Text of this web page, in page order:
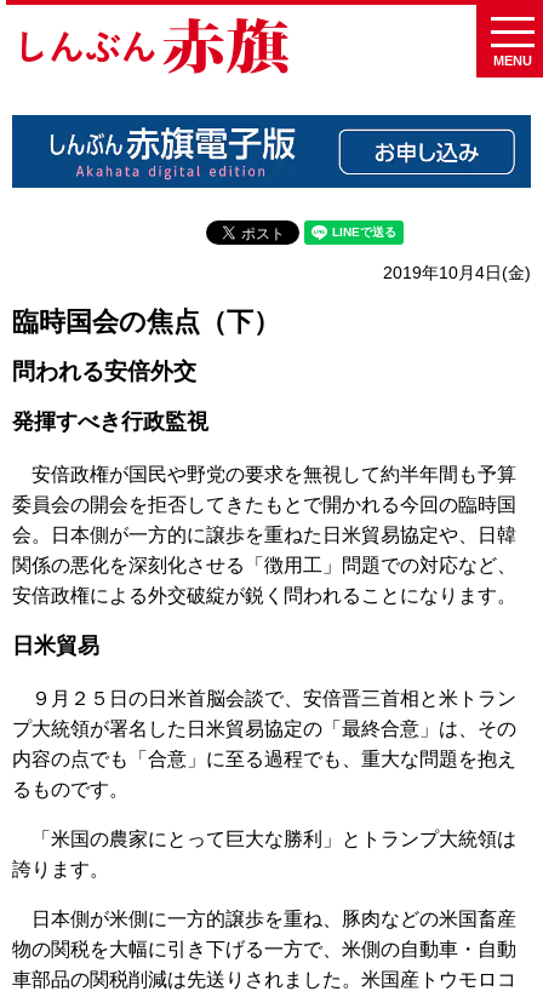
MENU
2019年10月4日(金)
臨時国会の焦点（下）
問われる安倍外交
発揮すべき行政監視
安倍政権が国民や野党の要求を無視して約半年間も予算
委員会の開会を拒否してきたもとで開かれる今回の臨時国
会。日本側が一方的に譲歩を重ねた日米貿易協定や、日韓
関係の悪化を深刻化させる「徴用工」問題での対応など、
安倍政権による外交破綻が鋭く問われることになります。
日米貿易
９月２５日の日米首脳会談で、安倍晋三首相と米トラン
プ大統領が署名した日米貿易協定の「最終合意」は、その
内容の点でも「合意」に至る過程でも、重大な問題を抱え
るものです。
「米国の農家にとって巨大な勝利」とトランプ大統領は
誇ります。
日本側が米側に一方的譲歩を重ね、豚肉などの米国畜産
物の関税を大幅に引き下げる一方で、米側の自動車・自動
車部品の関税削減は先送りされました。米国産トウモロコ